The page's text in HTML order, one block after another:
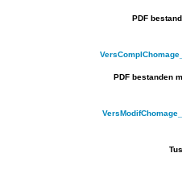
PDF
PDF bestanden